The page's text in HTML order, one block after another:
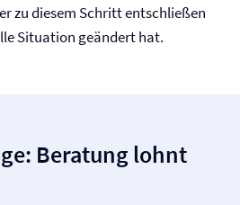
zu diesem Schritt entschließen
Situation geändert hat.
Beratung lohnt